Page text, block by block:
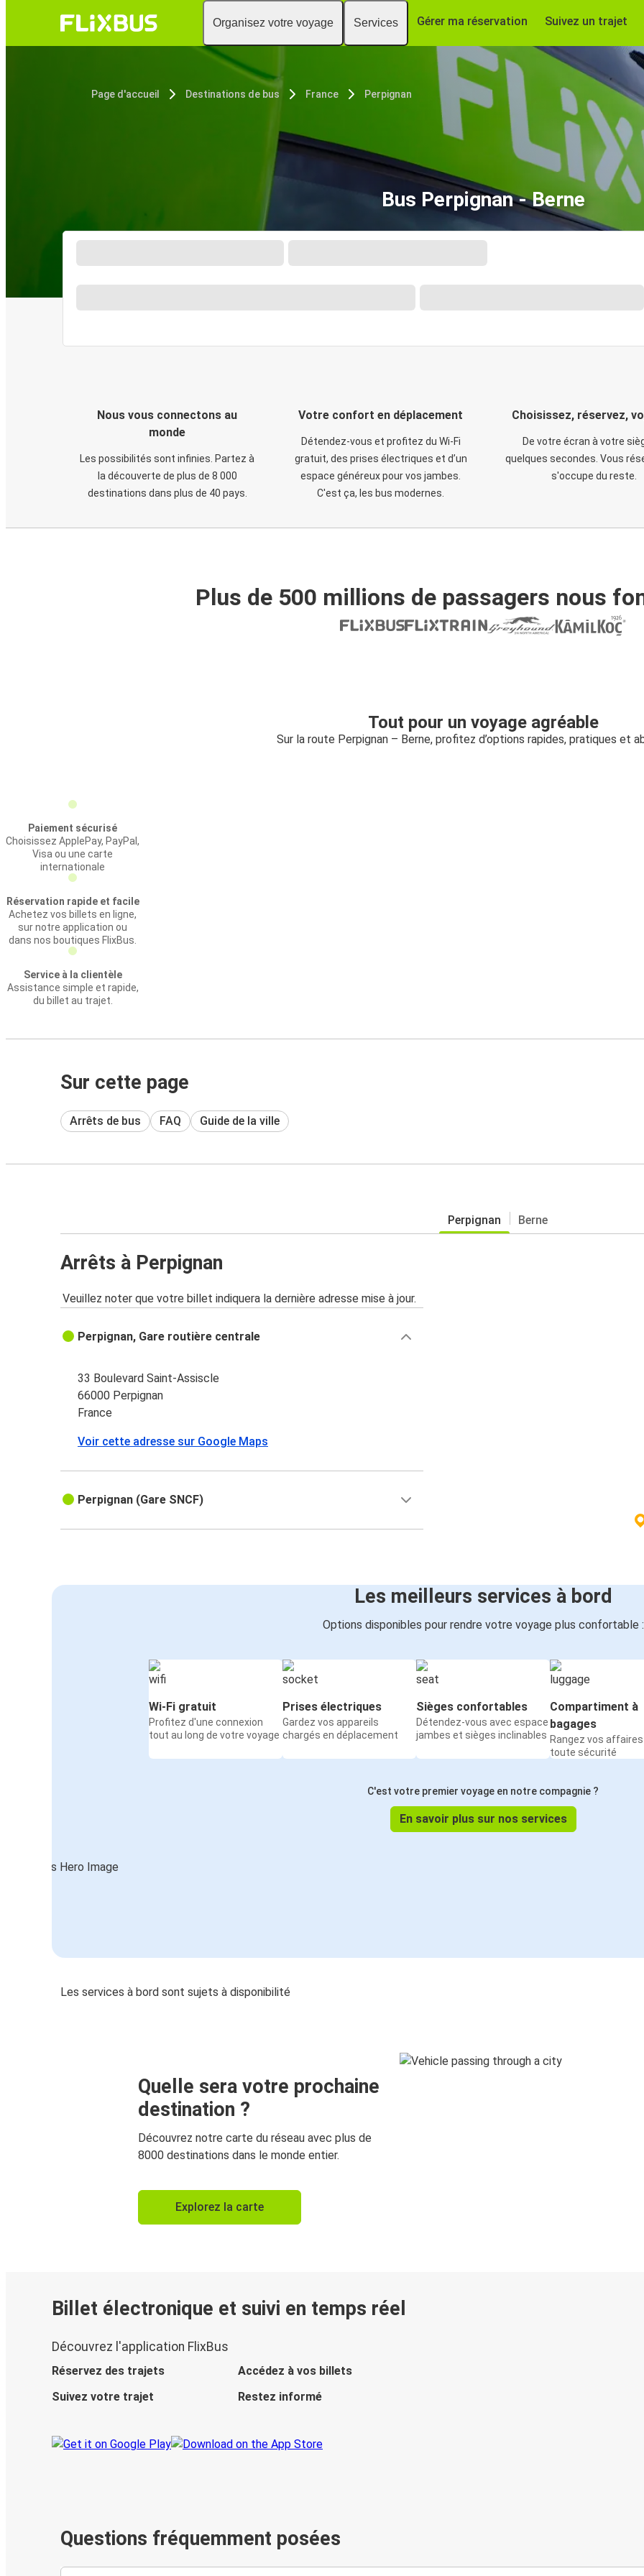
Organisez votre voyage Services Gérer ma réservation Suivez un trajet
Page d'accueil Destinations de bus France Perpignan
Bus Perpignan - Berne
Nous vous connectons au
monde
Les possibilités sont infinies. Partez à
la découverte de plus de 8 000
destinations dans plus de 40 pays.
Votre confort en déplacement
Détendez-vous et profitez du Wi-Fi
gratuit, des prises électriques et d’un
espace généreux pour vos jambes.
C'est ça, les bus modernes.
Choisissez, réservez,
De votre écran à votre
quelques secondes. Vous
s'occupe du reste.
Plus de 500 millions de passagers nous
Tout pour un voyage agréable
Sur la route Perpignan – Berne, profitez d’options rapides, pratiques et
Paiement sécurisé
Choisissez ApplePay, PayPal,
Visa ou une carte
internationale
Réservation rapide et facile
Achetez vos billets en ligne,
sur notre application ou
dans nos boutiques FlixBus.
Service à la clientèle
Assistance simple et rapide,
du billet au trajet.
Sur cette page
Arrêts de bus FAQ Guide de la ville
Perpignan Berne
Arrêts à Perpignan
Veuillez noter que votre billet indiquera la dernière adresse mise à jour.
Perpignan, Gare routière centrale
33 Boulevard Saint-Assiscle
66000 Perpignan
France
Voir cette adresse sur Google Maps
Perpignan (Gare SNCF)
Les meilleurs services à bord
Options disponibles pour rendre votre voyage plus confortable :
Wi-Fi gratuit
Profitez d'une connexion
tout au long de votre voyage
Prises électriques
Gardez vos appareils
chargés en déplacement
Sièges confortables
Détendez-vous avec espace
jambes et sièges inclinables
Compartiment à
bagages
Rangez vos affaires
toute sécurité
C'est votre premier voyage en notre compagnie ?
En savoir plus sur nos services
Les services à bord sont sujets à disponibilité
Quelle sera votre prochaine
destination ?
Découvrez notre carte du réseau avec plus de
8000 destinations dans le monde entier.
Explorez la carte
Billet électronique et suivi en temps réel
Découvrez l'application FlixBus
Réservez des trajets
Accédez à vos billets
Suivez votre trajet
Restez informé
Questions fréquemment posées